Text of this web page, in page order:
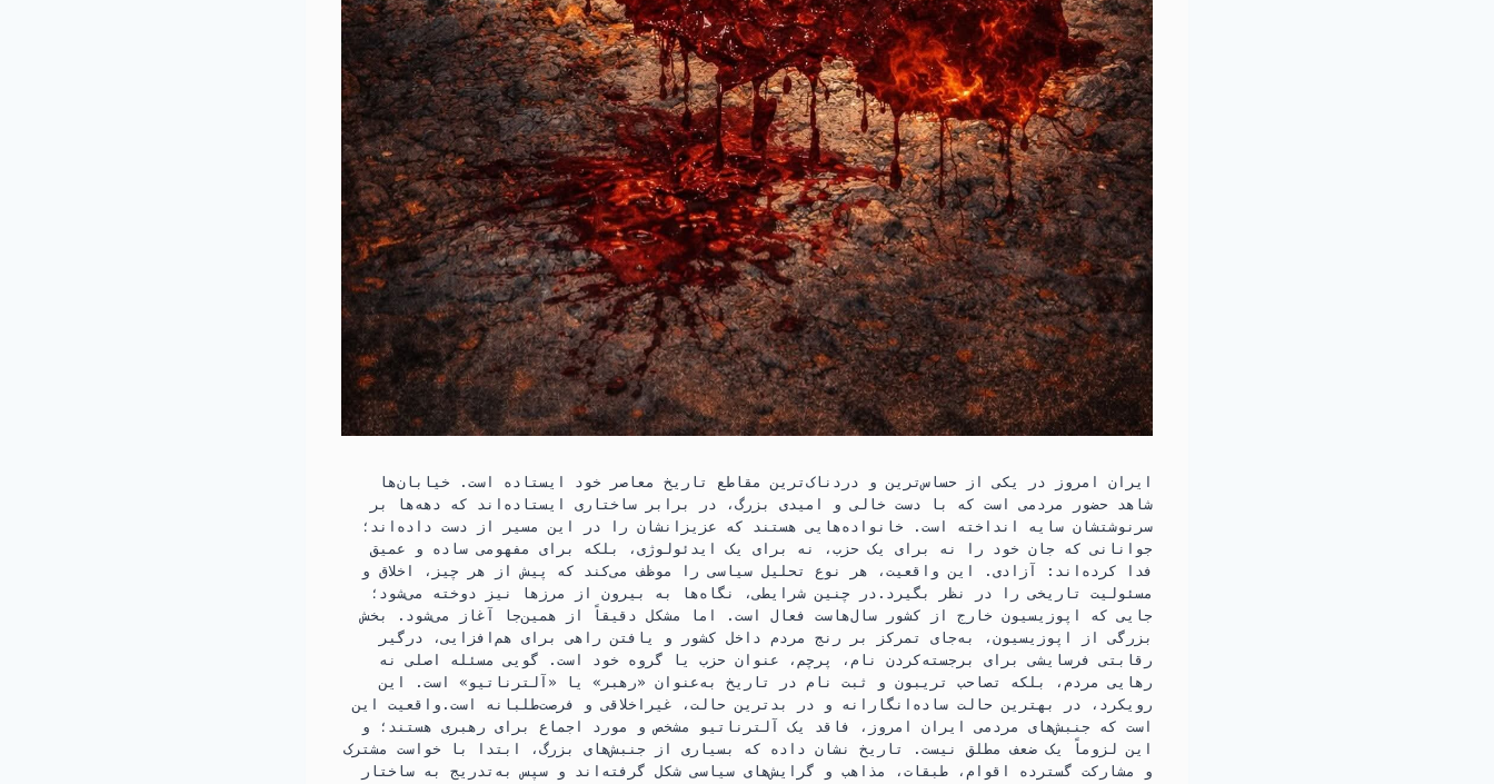
ایران امروز در یکی از حساس‌ترین و دردناک‌ترین مقاطع تاریخ معاصر خود ایستاده است. خیابان‌ها
شاهد حضور مردمی است که با دست خالی و امیدی بزرگ، در برابر ساختاری ایستاده‌اند که دهه‌ها بر
سرنوشتشان سایه انداخته است. خانواده‌هایی هستند که عزیزانشان را در این مسیر از دست داده‌اند؛
جوانانی که جان خود را نه برای یک حزب، نه برای یک ایدئولوژی، بلکه برای مفهومی ساده و عمیق
فدا کرده‌اند: آزادی. این واقعیت، هر نوع تحلیل سیاسی را موظف می‌کند که پیش از هر چیز، اخلاق و
مسئولیت تاریخی را در نظر بگیرد.در چنین شرایطی، نگاه‌ها به بیرون از مرزها نیز دوخته می‌شود؛
جایی که اپوزیسیون خارج از کشور سال‌هاست فعال است. اما مشکل دقیقاً از همین‌جا آغاز می‌شود. بخش
بزرگی از اپوزیسیون، به‌جای تمرکز بر رنج مردم داخل کشور و یافتن راهی برای هم‌افزایی، درگیر
رقابتی فرسایشی برای برجسته‌کردن نام، پرچم، عنوان حزب یا گروه خود است. گویی مسئله اصلی نه
رهایی مردم، بلکه تصاحب تریبون و ثبت نام در تاریخ به‌عنوان «رهبر» یا «آلترناتیو» است. این
رویکرد، در بهترین حالت ساده‌انگارانه و در بدترین حالت، غیراخلاقی و فرصت‌طلبانه است.واقعیت این
است که جنبش‌های مردمی ایران امروز، فاقد یک آلترناتیو مشخص و مورد اجماع برای رهبری هستند؛ و
این لزوماً یک ضعف مطلق نیست. تاریخ نشان داده که بسیاری از جنبش‌های بزرگ، ابتدا با خواست مشترک
و مشارکت گسترده اقوام، طبقات، مذاهب و گرایش‌های سیاسی شکل گرفته‌اند و سپس به‌تدریج به ساختار